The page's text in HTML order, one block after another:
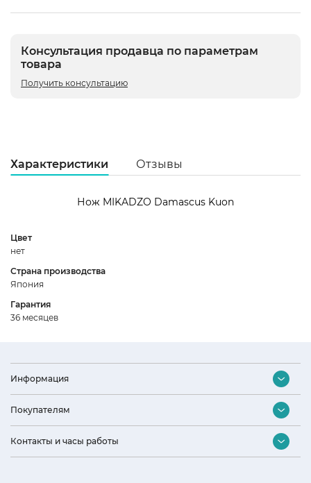
Консультация продавца по параметрам
товара
Получить консультацию
Характеристики Отзывы
Нож MIKADZO Damascus Kuon
Цвет
нет
Страна производства
Япония
Гарантия
36 месяцев
Информация
Контакты
Оптовый отдел
Дизайнерам и архитекторам
Наши партнеры
Покупателям
Подбор бытовой техники
Акции и скидки
Контакты и часы работы